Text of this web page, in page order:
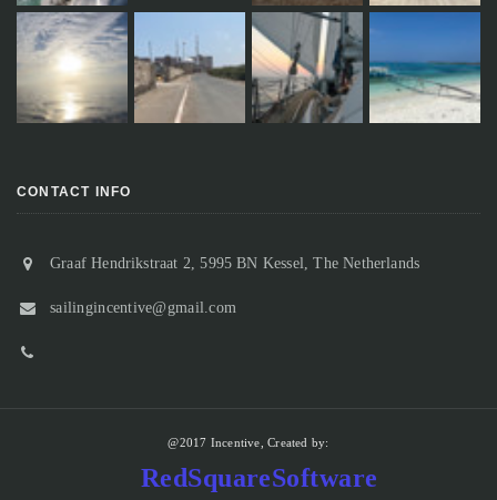
CONTACT INFO
Graaf Hendrikstraat 2, 5995 BN Kessel, The Netherlands
sailingincentive@gmail.com
@2017 Incentive, Created by:
RedSquareSoftware